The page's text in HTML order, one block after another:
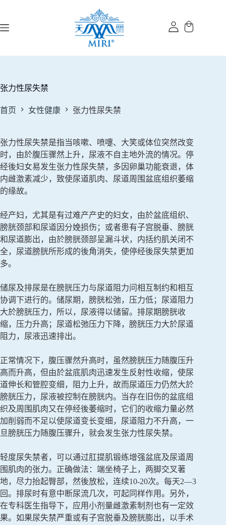
内
张力性尿失禁
首页 女性健康 张力性尿失禁
张力性尿失禁是指当咳嗽、喷嚏、大笑或体位突然改变
时，由於腹压骤然上升，尿液不自主地外流的情况。停
经後妇女易发生张力性尿失禁，多因卵巢功能衰退，体
内雌激素减少，致使尿道肌肉、尿道周围盆底组织萎缩
的缘故。
经产妇，尤其是有过难产产史的妇女，由於盆底组织、
膀胱颈部和尿道因分娩损伤；或者患有子宫脱垂、膀胱
和尿道膨出，由於膀胱颈部呈漏斗状，内括约肌关闭不
全，尿道膀胱所形成的後角消失，使停经後尿失禁更加
多。
储尿及排尿是在膀胱压力与尿道阻力问相互制约和相互
协调下进行的。储尿期，膀胱松弛，压力低；尿道阻力
大於膀胱压力，所以，尿液得以储留。排尿期膀胱收
缩，压力升高；尿道松弛压力下降，膀胱压力大於尿道
阻力，尿液迅速排出。
正常情况下，腹压骤然升高时，虽然膀胱压力随腹压升
高而升高，但由於盆底肌肉迅速发生反射性收缩，使尿
道伸长和管腔变细，阻力上升，故而尿道压力仍然大於
膀胱压力，尿液被控制在膀胱内。当存在旧伤的盆底组
织及周围肌肉又在停经後萎缩时，它们的收缩力量必然
加削弱而不足以使尿道变长变细，尿道阻力不升高，一
旦膀胱压力随腹压骤升，就会发生张力性尿失禁。
轻度尿失禁者，可以通过肛提肌锻练增强盆底及尿道周
围肌肉的张力。正确做法：端坐椅子上，两脚交叉著
地，尽力抬起臀部，然後放松，连续10-20次。每天2—3
回。排尿时有意中断尿流几次，可起同样作用。另外，
在专科医生指导下，应用小剂量雌激素制剂也有一定效
果。如果尿失禁严重或有子宫脱垂及膀胱膨出，以手术